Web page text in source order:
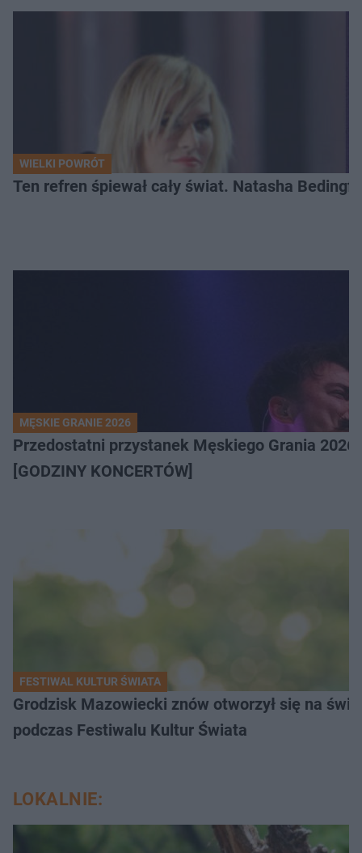
WIELKI POWRÓT
Ten refren śpiewał cały świat. Natasha
MĘSKIE GRANIE 2026
Przedostatni przystanek Męskiego Grania 2026
[GODZINY KONCERTÓW]
FESTIWAL KULTUR ŚWIATA
Grodzisk Mazowiecki znów otworzył się na
podczas Festiwalu Kultur Świata
LOKALNIE: